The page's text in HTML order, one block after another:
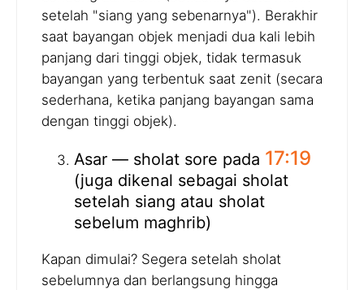
setelah "siang yang sebenarnya"). Berakhir
saat bayangan objek menjadi dua kali lebih
panjang dari tinggi objek, tidak termasuk
bayangan yang terbentuk saat zenit (secara
sederhana, ketika panjang bayangan sama
dengan tinggi objek).
Asar — sholat sore pada 17:19
(juga dikenal sebagai sholat
setelah siang atau sholat
sebelum maghrib)
Kapan dimulai? Segera setelah sholat
sebelumnya dan berlangsung hingga